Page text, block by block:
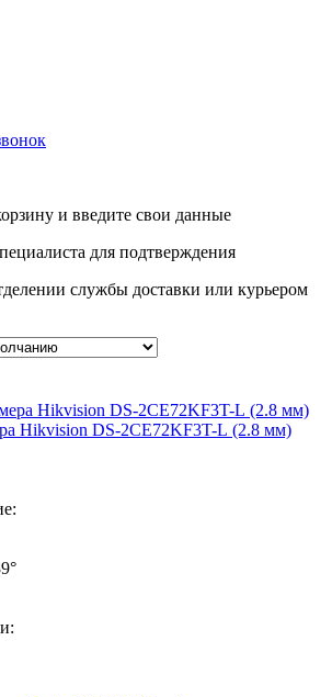
и введите свои данные
для подтверждения
службы доставки или курьером
Hikvision DS-2CE72KF3T-L (2.8 мм)